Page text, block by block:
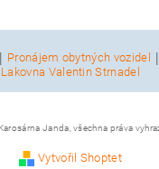
| Pronájem obytných vozidel |
Lakovna Valentin Strnadel
Janda, všechna práva
Vytvořil Shoptet